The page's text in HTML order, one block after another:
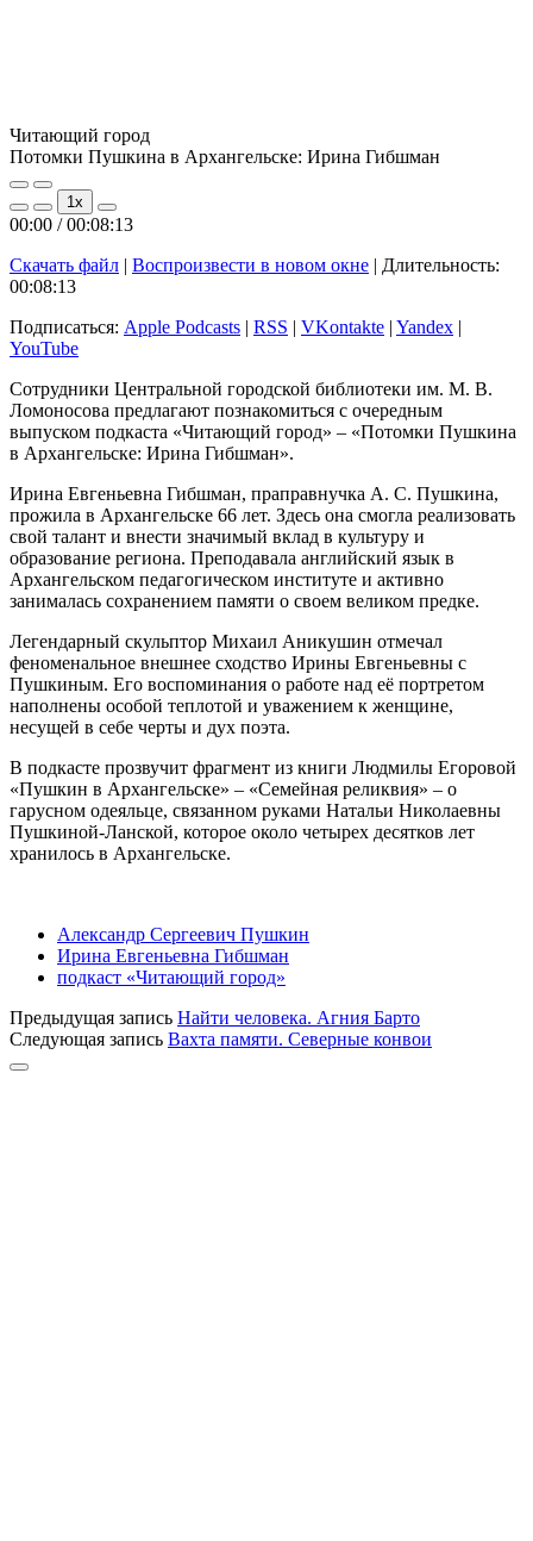
Читающий город
Потомки Пушкина в Архангельске: Ирина Гибшман
Play
Episode
Pause
Episode
1x
00:00 / 00:08:13
Скачать файл | Воспроизвести в новом окне | Длительность:
00:08:13
Подписаться: Apple Podcasts | RSS | VKontakte | Yandex |
YouTube
Сотрудники Центральной городской библиотеки им. М. В.
Ломоносова предлагают познакомиться с очередным
выпуском подкаста «Читающий город» – «Потомки Пушкина
в Архангельске: Ирина Гибшман».
Ирина Евгеньевна Гибшман, праправнучка А. С. Пушкина,
прожила в Архангельске 66 лет. Здесь она смогла реализовать
свой талант и внести значимый вклад в культуру и
образование региона. Преподавала английский язык в
Архангельском педагогическом институте и активно
занималась сохранением памяти о своем великом предке.
Легендарный скульптор Михаил Аникушин отмечал
феноменальное внешнее сходство Ирины Евгеньевны с
Пушкиным. Его воспоминания о работе над её портретом
наполнены особой теплотой и уважением к женщине,
несущей в себе черты и дух поэта.
В подкасте прозвучит фрагмент из книги Людмилы Егоровой
«Пушкин в Архангельске» – «Семейная реликвия» – о
гарусном одеяльце, связанном руками Натальи Николаевны
Пушкиной-Ланской, которое около четырех десятков лет
хранилось в Архангельске.
Александр Сергеевич Пушкин
Ирина Евгеньевна Гибшман
подкаст «Читающий город»
Предыдущая запись Найти человека. Агния Барто
Следующая запись Вахта памяти. Северные конвои
Прокрутка